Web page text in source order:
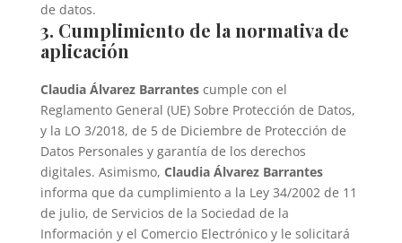
de datos.
3. Cumplimiento de la normativa de
aplicación
Claudia Álvarez Barrantescumple con el
Reglamento General (UE) Sobre Protección de Datos,
y la LO 3/2018, de 5 de Diciembre de Protección de
Datos Personales y garantía de los derechos
digitales. Asimismo, Claudia Álvarez Barrantes
informa que da cumplimiento a la Ley 34/2002 de 11
de julio, de Servicios de la Sociedad de la
Información y el Comercio Electrónico y le solicitará